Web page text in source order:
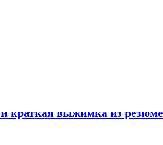
и краткая выжимка из резюме